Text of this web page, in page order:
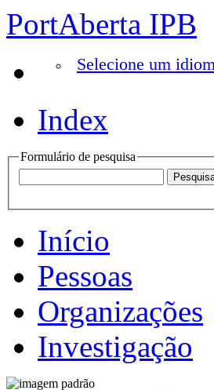
PortAberta IPB
Selecione um
Index
Formulário de pesquisa
Início
Pessoas
Organizações
Investigação